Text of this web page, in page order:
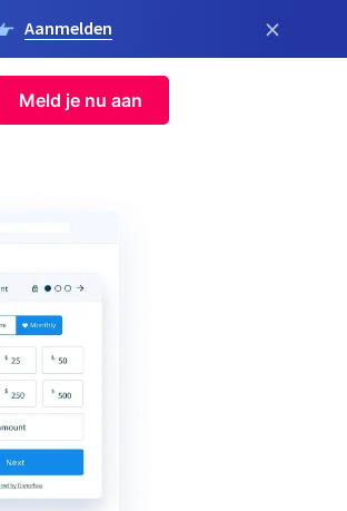
Aanmelden ×
Meld je nu aan